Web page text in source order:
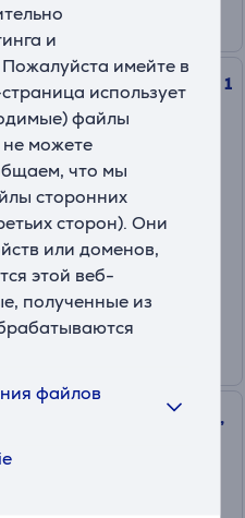
и
имейте в
использует
файлы
можете
что мы
сторонних
сторон). Они
или доменов,
этой веб-
полученные из
файлов
iPad Air 11'' (2025), M3, 1
Fi + Cellular, серый -
A
друга:
€
цена: 1529 €
116 €
iPad Air 13'' (2025), M3,
- Планшет